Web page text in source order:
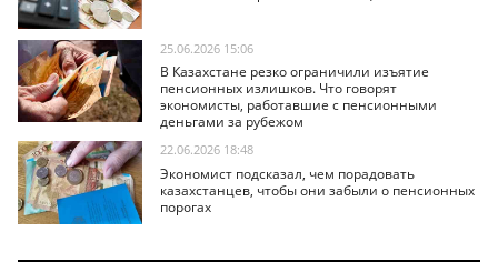
25.06.2026 15:06
В Казахстане резко ограничили изъятие
пенсионных излишков. Что говорят
экономисты, работавшие с пенсионными
деньгами за рубежом
22.06.2026 18:48
Экономист подсказал, чем порадовать
казахстанцев, чтобы они забыли о пенсионных
порогах